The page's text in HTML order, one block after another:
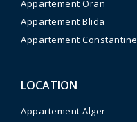
Appartement Oran
Appartement Blida
Appartement Constantine
LOCATION
Appartement Alger